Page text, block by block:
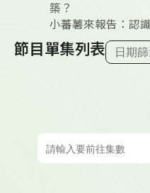
築？
小蕃薯來報告：認
節目單集列表 日期